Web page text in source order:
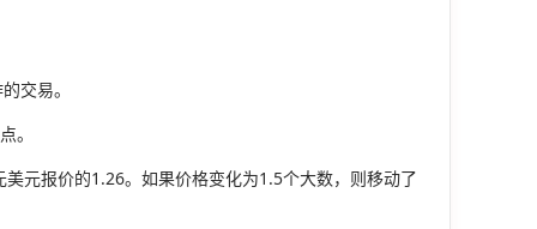
交易。
。
元报价的1.26。如果价格变化为1.5个大数，则移动了